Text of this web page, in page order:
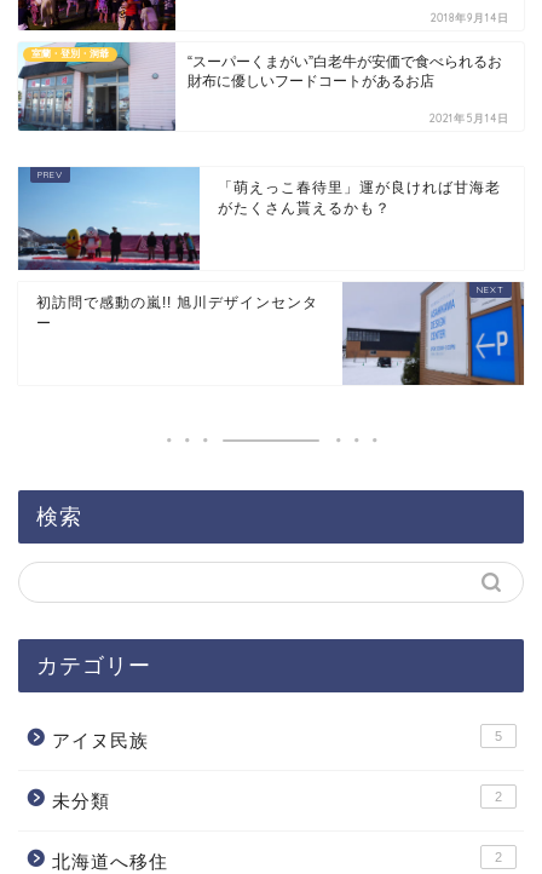
2018年9月14日
室蘭・登別・洞爺
“スーパーくまがい”白老牛が安価で食べられるお
財布に優しいフードコートがあるお店
2021年5月14日
「萌えっこ春待里」運が良ければ甘海老
がたくさん貰えるかも？
初訪問で感動の嵐!! 旭川デザインセンタ
ー
検索
カテゴリー
アイヌ民族 5
未分類 2
北海道へ移住 2